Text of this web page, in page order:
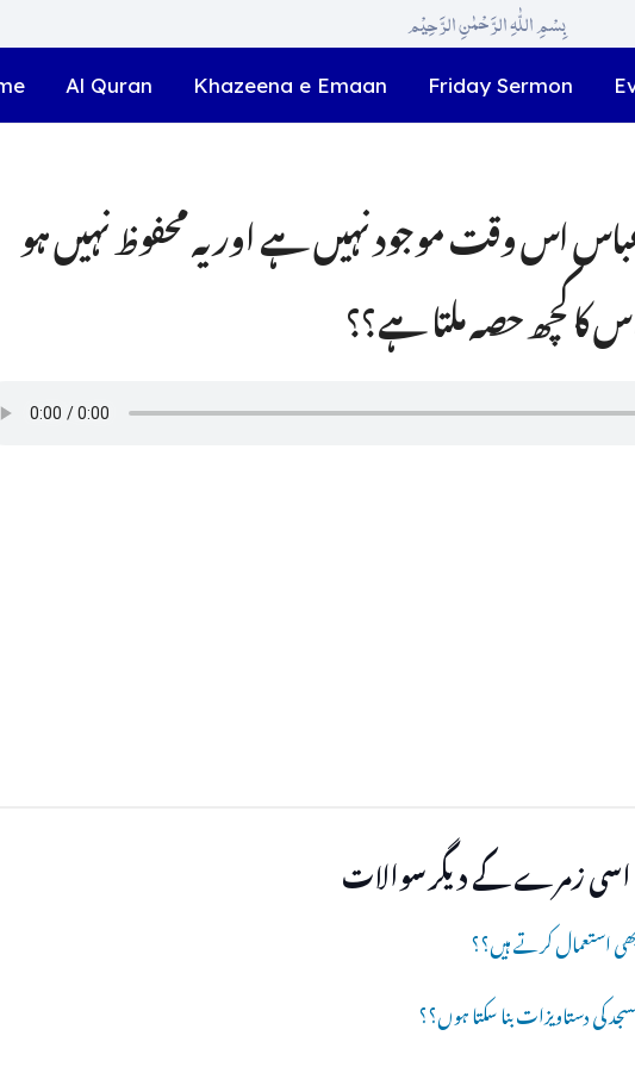
بِسْمِ اللّٰہِ الرَّحْمٰنِ الرَّحِیْم
Al Quran Khazeena e Emaan Friday Sermon
اس وقت موجود نہیں ہے اور یہ محفوظ نہیں ہو
کا کچھ حصہ ملتا ہے؟؟
اسی زمرے کے دیگر سوالات
استعمال کرتے ہیں؟؟
کی دستاویزات بنا سکتا ہوں؟؟